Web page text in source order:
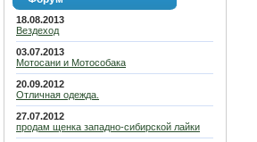
18.08.2013
Вездеход
03.07.2013
Мотосани и Мотособака
20.09.2012
Отличная одежда.
27.07.2012
продам щенка западно-сибирской лайки